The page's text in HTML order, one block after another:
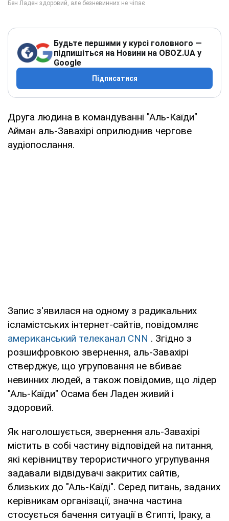
Будьте першими у курсі головного —
підпишіться на Новини на OBOZ.UA у
Google
Підписатися
Друга людина в командуванні "Аль-Каїди"
Айман аль-Завахірі оприлюднив чергове
аудіопослання.
Запис з'явилася на одному з радикальних
ісламістських інтернет-сайтів, повідомляє
американський телеканал CNN . Згідно з
розшифровкою звернення, аль-Завахірі
стверджує, що угруповання не вбиває
невинних людей, а також повідомив, що лідер
"Аль-Каїди" Осама бен Ладен живий і
здоровий.
Як наголошується, звернення аль-Завахірі
містить в собі частину відповідей на питання,
які керівництву терористичного угрупування
задавали відвідувачі закритих сайтів,
близьких до "Аль-Каїді". Серед питань, заданих
керівникам організації, значна частина
стосується бачення ситуації в Єгипті, Іраку, а